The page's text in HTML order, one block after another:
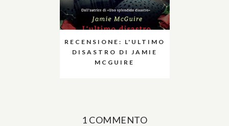
RECENSIONE: L'ULTIMO
DISASTRO DI JAMIE
MCGUIRE
1 COMMENTO